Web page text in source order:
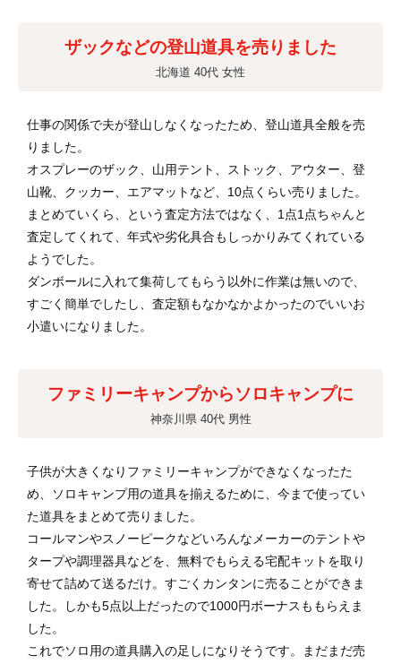
ザックなどの登山道具を売りました
北海道 40代 女性
仕事の関係で夫が登山しなくなったため、登山道具全般を売
りました。
オスプレーのザック、山用テント、ストック、アウター、登
山靴、クッカー、エアマットなど、10点くらい売りました。
まとめていくら、という査定方法ではなく、1点1点ちゃんと
査定してくれて、年式や劣化具合もしっかりみてくれている
ようでした。
ダンボールに入れて集荷してもらう以外に作業は無いので、
すごく簡単でしたし、査定額もなかなかよかったのでいいお
小遣いになりました。
ファミリーキャンプからソロキャンプに
神奈川県 40代 男性
子供が大きくなりファミリーキャンプができなくなったた
め、ソロキャンプ用の道具を揃えるために、今まで使ってい
た道具をまとめて売りました。
コールマンやスノーピークなどいろんなメーカーのテントや
タープや調理器具などを、無料でもらえる宅配キットを取り
寄せて詰めて送るだけ。すごくカンタンに売ることができま
した。しかも5点以上だったので1000円ボーナスももらえま
した。
これでソロ用の道具購入の足しになりそうです。まだまだ売